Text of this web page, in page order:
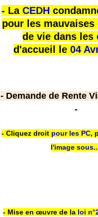
- La CEDH
pour les
de vie dans les
d'accueil le 04
- Demande de Rente
-
- Cliquez droit pour les PC,
l'image
- Mise en œuvre de la loi n